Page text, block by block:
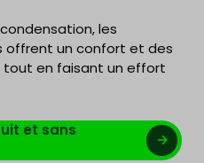
les
offrent un confort et des
tout en faisant un effort
et sans